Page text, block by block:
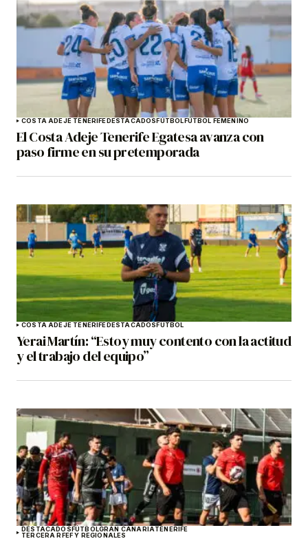
COSTA ADEJE TENERIFEDESTACADOSFÚTBOLFÚTBOL FEMENINO
El Costa Adeje Tenerife Egatesa avanza con
paso firme en su pretemporada
COSTA ADEJE TENERIFEDESTACADOSFÚTBOL
Yerai Martín: “Estoy muy contento con la actitud
y el trabajo del equipo”
DESTACADOSFÚTBOLGRAN CANARIATENERIFE
TERCERA RFEF Y REGIONALES